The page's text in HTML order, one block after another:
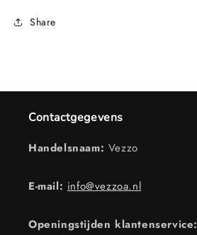
Share
Contactgegevens
Handelsnaam: Vezzo
E-mail: info@vezzoa.nl
Openingstijden klantenservice: